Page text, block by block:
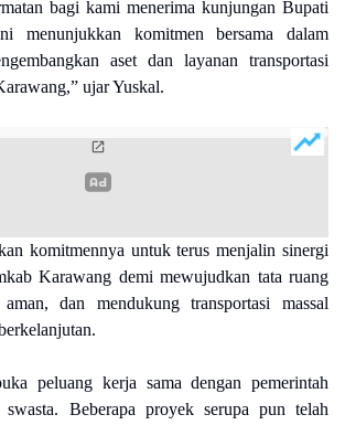
bagi kami menerima kunjungan Bupati
menunjukkan komitmen bersama dalam
aset dan layanan transportasi
ujar Yuskal.
komitmennya untuk terus menjalin sinergi
Karawang demi mewujudkan tata ruang
dan mendukung transportasi massal
peluang kerja sama dengan pemerintah
Beberapa proyek serupa pun telah